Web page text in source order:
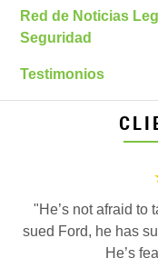
Red de Noticias
Seguridad
Testimonios
"He’s not afraid to
sued Ford, he has
He’s